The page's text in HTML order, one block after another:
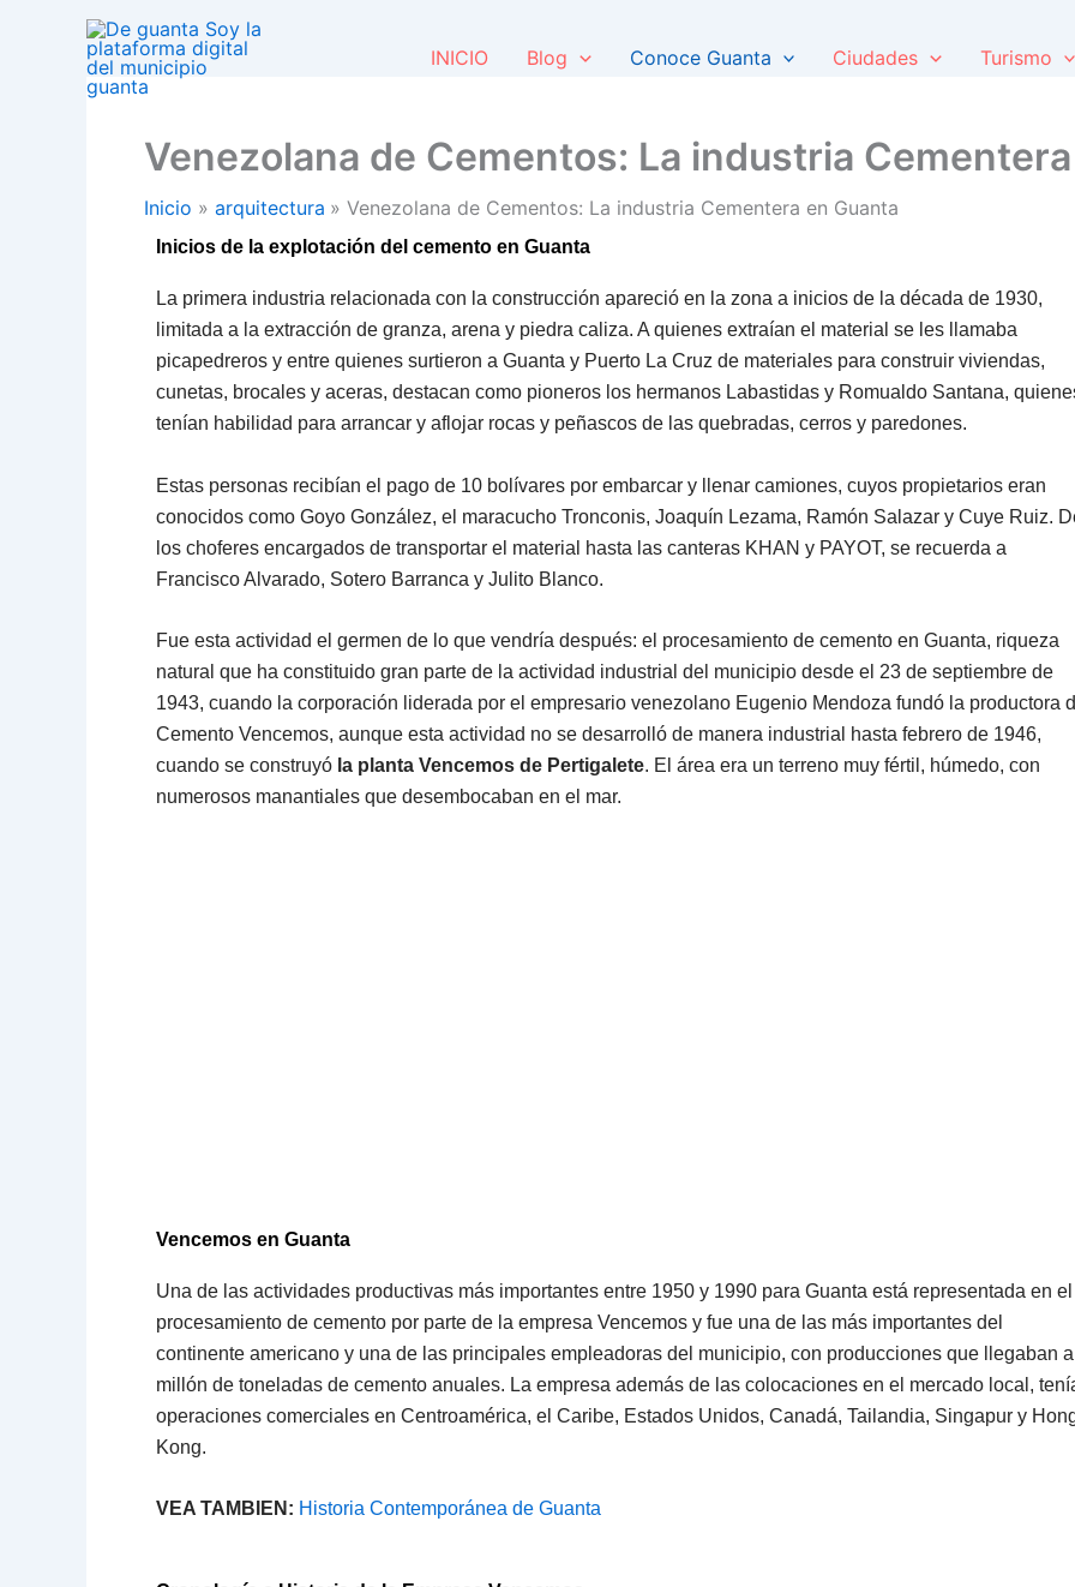
contenido
INICIO Blog Conoce Guanta Ciudades Turismo
Venezolana de Cementos: La industria
Inicio arquitectura Venezolana de Cementos: La industria Cementera en Guanta
Inicios de la explotación del cemento en Guanta
La primera industria relacionada con la construcción apareció en la zona a inicios de la década de 1930,
limitada a la extracción de granza, arena y piedra caliza. A quienes extraían el material se les llamaba
picapedreros y entre quienes surtieron a Guanta y Puerto La Cruz de materiales para construir viviendas,
cunetas, brocales y aceras, destacan como pioneros los hermanos Labastidas y Romualdo Santana,
tenían habilidad para arrancar y aflojar rocas y peñascos de las quebradas, cerros y paredones.
Estas personas recibían el pago de 10 bolívares por embarcar y llenar camiones, cuyos propietarios eran
conocidos como Goyo González, el maracucho Tronconis, Joaquín Lezama, Ramón Salazar y Cuye Ruiz.
los choferes encargados de transportar el material hasta las canteras KHAN y PAYOT, se recuerda a
Francisco Alvarado, Sotero Barranca y Julito Blanco.
Fue esta actividad el germen de lo que vendría después: el procesamiento de cemento en Guanta, riqueza
natural que ha constituido gran parte de la actividad industrial del municipio desde el 23 de septiembre de
1943, cuando la corporación liderada por el empresario venezolano Eugenio Mendoza fundó la productora
Cemento Vencemos, aunque esta actividad no se desarrolló de manera industrial hasta febrero de 1946,
cuando se construyó la planta Vencemos de Pertigalete. El área era un terreno muy fértil, húmedo, con
numerosos manantiales que desembocaban en el mar.
Vencemos en Guanta
Una de las actividades productivas más importantes entre 1950 y 1990 para Guanta está representada en el
procesamiento de cemento por parte de la empresa Vencemos y fue una de las más importantes del
continente americano y una de las principales empleadoras del municipio, con producciones que llegaban
millón de toneladas de cemento anuales. La empresa además de las colocaciones en el mercado local,
operaciones comerciales en Centroamérica, el Caribe, Estados Unidos, Canadá, Tailandia, Singapur y
Kong.
VEA TAMBIEN: Historia Contemporánea de Guanta